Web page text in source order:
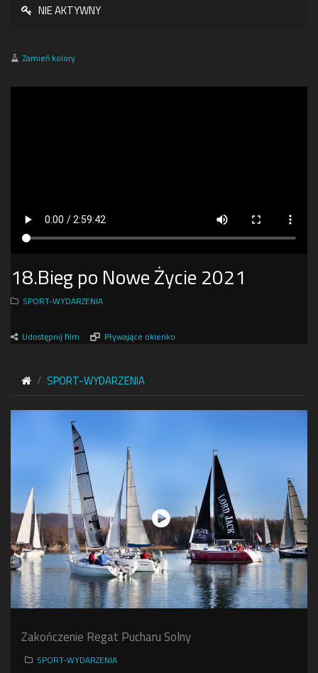
NIE AKTYWNY
Zamień kolory
18.Bieg po Nowe Życie 2021
SPORT-WYDARZENIA
Udostępnij film Pływające okienko
SPORT-WYDARZENIA
Zakończenie Regat Pucharu Solny
SPORT-WYDARZENIA